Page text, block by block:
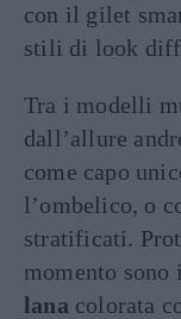
con il gilet
stili di look
Tra i modelli
dall’allure
come capo
l’ombelico, o
stratificati.
momento sono i
lana colorata